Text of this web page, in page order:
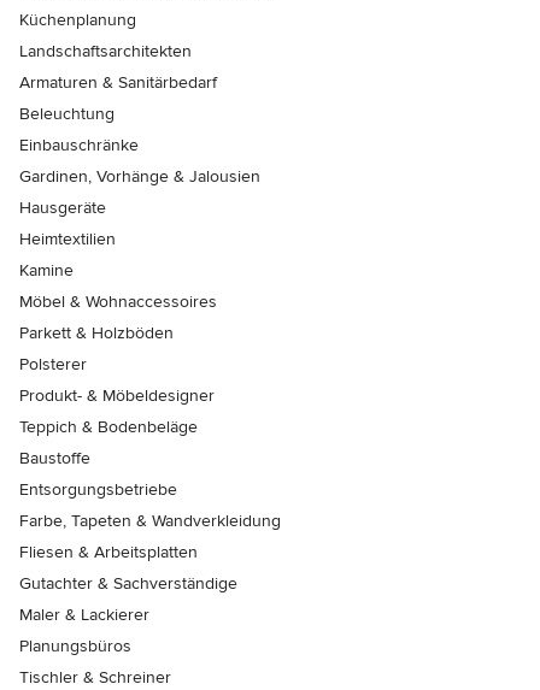
Küchenplanung
Landschaftsarchitekten
Armaturen & Sanitärbedarf
Beleuchtung
Einbauschränke
Gardinen, Vorhänge & Jalousien
Hausgeräte
Heimtextilien
Kamine
Möbel & Wohnaccessoires
Parkett & Holzböden
Polsterer
Produkt- & Möbeldesigner
Teppich & Bodenbeläge
Baustoffe
Entsorgungsbetriebe
Farbe, Tapeten & Wandverkleidung
Fliesen & Arbeitsplatten
Gutachter & Sachverständige
Maler & Lackierer
Planungsbüros
Tischler & Schreiner